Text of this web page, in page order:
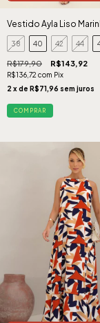
Vestido Ayla Liso
38 40 42 44
R$179,90 R$143,92
R$136,72 com Pix
2 x de R$71,96 sem juros
COMPRAR